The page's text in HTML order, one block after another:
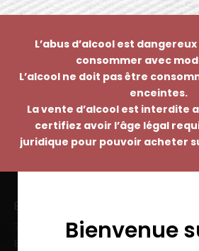
L’abus d’alcool est
consommer avec
L’alcool ne doit pas être
enceintes.
La vente d’alcool est interdite
certifiez avoir l’âge légal
juridique pour pouvoir acheter
Bienvenue
EMMANUEL NASTI
7 avenue Pierre Pflimlin – ZAC Espale